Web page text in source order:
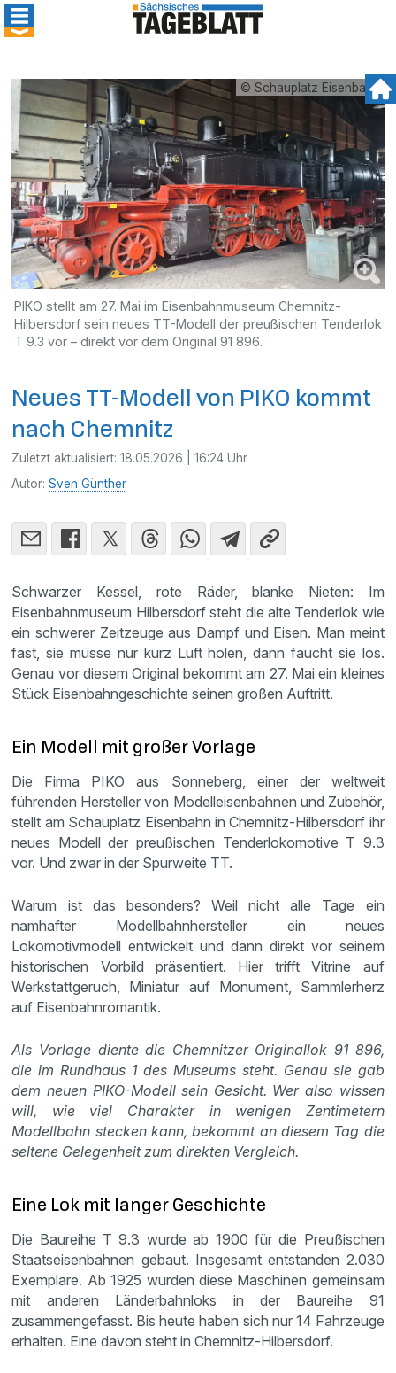
© Schauplatz Eisenbahn
PIKO stellt am 27. Mai im Eisenbahnmuseum Chemnitz-
Hilbersdorf sein neues TT-Modell der preußischen Tenderlok
T 9.3 vor – direkt vor dem Original 91 896.
Neues TT-Modell von PIKO kommt
nach Chemnitz
Zuletzt aktualisiert:18.05.2026 | 16:24 Uhr
Autor:Sven Günther
Schwarzer Kessel, rote Räder, blanke Nieten: Im
Eisenbahnmuseum Hilbersdorf steht die alte Tenderlok wie
ein schwerer Zeitzeuge aus Dampf und Eisen. Man meint
fast, sie müsse nur kurz Luft holen, dann faucht sie los.
Genau vor diesem Original bekommt am 27. Mai ein kleines
Stück Eisenbahngeschichte seinen großen Auftritt.
Ein Modell mit großer Vorlage
Die Firma PIKO aus Sonneberg, einer der weltweit
führenden Hersteller von Modelleisenbahnen und Zubehör,
stellt am Schauplatz Eisenbahn in Chemnitz-Hilbersdorf ihr
neues Modell der preußischen Tenderlokomotive T 9.3
vor. Und zwar in der Spurweite TT.
Warum ist das besonders? Weil nicht alle Tage ein
namhafter Modellbahnhersteller ein neues
Lokomotivmodell entwickelt und dann direkt vor seinem
historischen Vorbild präsentiert. Hier trifft Vitrine auf
Werkstattgeruch, Miniatur auf Monument, Sammlerherz
auf Eisenbahnromantik.
Als Vorlage diente die Chemnitzer Originallok 91 896,
die im Rundhaus 1 des Museums steht. Genau sie gab
dem neuen PIKO-Modell sein Gesicht. Wer also wissen
will, wie viel Charakter in wenigen Zentimetern
Modellbahn stecken kann, bekommt an diesem Tag die
seltene Gelegenheit zum direkten Vergleich.
Eine Lok mit langer Geschichte
Die Baureihe T 9.3 wurde ab 1900 für die Preußischen
Staatseisenbahnen gebaut. Insgesamt entstanden 2.030
Exemplare. Ab 1925 wurden diese Maschinen gemeinsam
mit anderen Länderbahnloks in der Baureihe 91
zusammengefasst. Bis heute haben sich nur 14 Fahrzeuge
erhalten. Eine davon steht in Chemnitz-Hilbersdorf.